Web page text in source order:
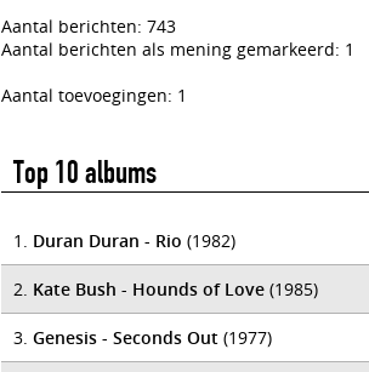
Aantal berichten: 743
Aantal berichten als mening gemarkeerd: 1
Aantal toevoegingen: 1
Top 10 albums
1. Duran Duran - Rio (1982)
2. Kate Bush - Hounds of Love (1985)
3. Genesis - Seconds Out (1977)